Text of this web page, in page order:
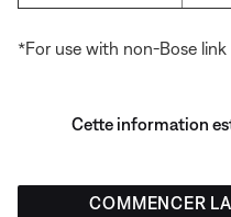
*For use with non-Bose
Cette information
COMMENCER